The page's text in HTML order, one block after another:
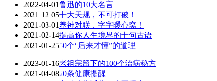
2022-04-01鲁迅的10大名言
2021-12-05十大天规，不可打破！
2021-03-01 养神对联，字字暖心窝！
2021-02-14提高你人生境界的十句古语
2021-01-2550个“后来才懂”的道理
2023-01-16老祖宗留下的100个治病秘方
2021-04-0820条健康提醒